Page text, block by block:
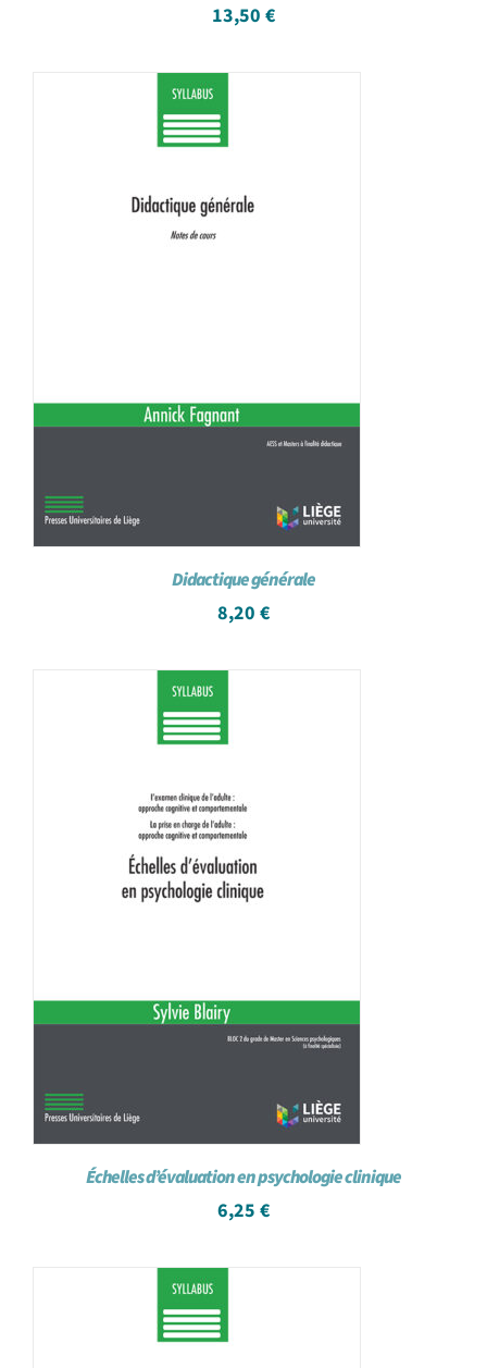
13,50 €
Didactique générale
8,20 €
Échelles d’évaluation en psychologie clinique
6,25 €